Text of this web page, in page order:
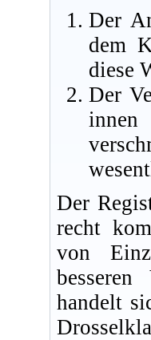
Der
dem
diese
Der
Der
recht
von
handelt